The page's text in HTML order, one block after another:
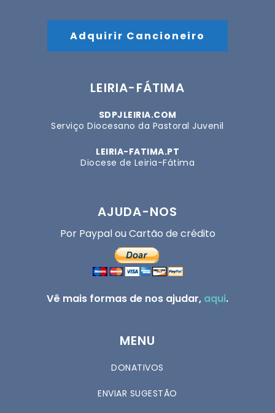
Adquirir Cancioneiro
LEIRIA-FÁTIMA
SDPJLEIRIA.COM
Serviço Diocesano da Pastoral Juvenil
LEIRIA-FATIMA.PT
Diocese de Leiria-Fátima
AJUDA-NOS
Por Paypal ou Cartão de crédito
Vê mais formas de nos ajudar, aqui.
MENU
DONATIVOS
ENVIAR SUGESTÃO